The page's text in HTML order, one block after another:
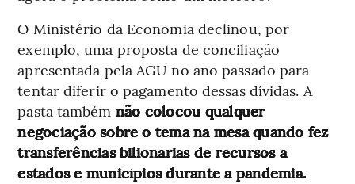
O Ministério da Economia declinou, por
exemplo, uma proposta de conciliação
apresentada pela AGU no ano passado para
tentar diferir o pagamento dessas dívidas. A
pasta também não colocou qualquer
negociação sobre o tema na mesa quando fez
transferências bilionárias de recursos a
estados e municípios durante a pandemia.